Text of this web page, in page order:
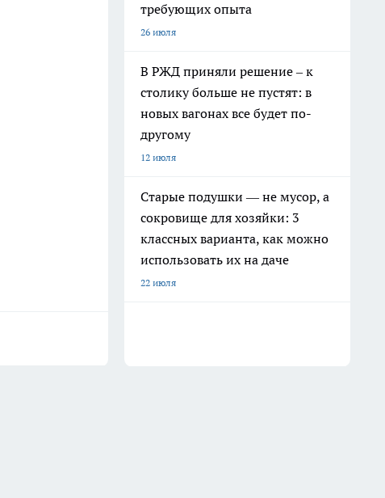
требующих опыта
26 июля
В РЖД приняли решение – к
столику больше не пустят: в
новых вагонах все будет по-
другому
12 июля
Старые подушки — не мусор, а
сокровище для хозяйки: 3
классных варианта, как можно
использовать их на даче
22 июля